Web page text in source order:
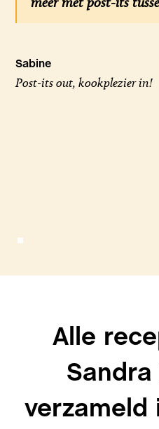
Sabine
Post-its out, kookplezier in!
Alle
Sandra
verzameld